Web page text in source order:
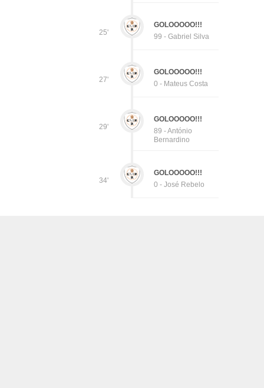
25'
GOLOOOOO!!!
99 - Gabriel Silva
27'
GOLOOOOO!!!
0 - Mateus Costa
29'
GOLOOOOO!!!
89 - António
Bernardino
34'
GOLOOOOO!!!
0 - José Rebelo